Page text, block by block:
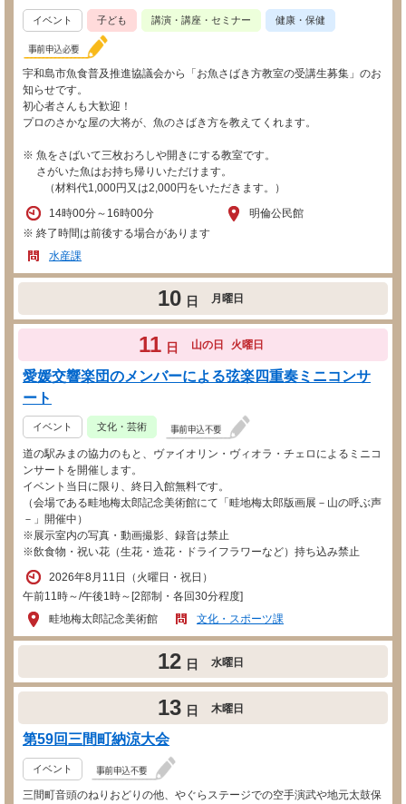
イベント 子ども 講演・講座・セミナー 健康・保健
宇和島市魚食普及推進協議会から「お魚さばき方教室の受講生募集」のお
知らせです。
初心者さんも大歓迎！
プロのさかな屋の大将が、魚のさばき方を教えてくれます。
※ 魚をさばいて三枚おろしや開きにする教室です。
さがいた魚はお持ち帰りいただけます。
（材料代1,000円又は2,000円をいただきます。）
14時00分～16時00分
※ 終了時間は前後する場合があります
明倫公民館
水産課
10 日 月曜日
11 日 山の日 火曜日
愛媛交響楽団のメンバーによる弦楽四重奏ミニコンサ
ート
イベント 文化・芸術
道の駅みまの協力のもと、ヴァイオリン・ヴィオラ・チェロによるミニコ
ンサートを開催します。
イベント当日に限り、終日入館無料です。
（会場である畦地梅太郎記念美術館にて「畦地梅太郎版画展－山の呼ぶ声
－」開催中）
※展示室内の写真・動画撮影、録音は禁止
※飲食物・祝い花（生花・造花・ドライフラワーなど）持ち込み禁止
2026年8月11日（火曜日・祝日）
午前11時～/午後1時～[2部制・各回30分程度]
畦地梅太郎記念美術館
文化・スポーツ課
12 日 水曜日
13 日 木曜日
第59回三間町納涼大会
イベント
三間町音頭のねりおどりの他、やぐらステージでの空手演武や地元太鼓保